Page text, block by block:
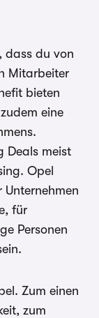
dass du von
Mitarbeiter
bieten
eine
Deals meist
Opel
für
Personen
Zum einen
zum